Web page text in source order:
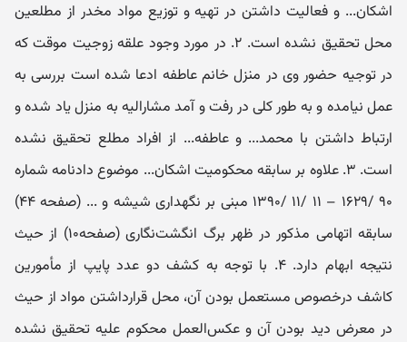
اشکان... و فعالیت داشتن در تهیه و توزیع مواد مخدر از مطلعین
محل تحقیق نشده ‌‌است. ۲. در مورد وجود علقه زوجیت موقت که
در توجیه حضور وی در منزل خانم عاطفه ادعا شده است بررسی به
عمل نیامده و به طور کلی در رفت و آمد مشارالیه به منزل یاد شده و
ارتباط داشتن با محمد... و عاطفه... از افراد مطلع تحقیق نشده
است. ۳. علاوه بر سابقه محکومیت اشکان... موضوع دادنامه شماره
۹۰ /۱۶۲۹ – ۱۱ /۱۱ /۱۳۹۰ مبنی ‌بر نگهداری شیشه و ... (صفحه ۴۴)
سابقه اتهامی مذکور در ظهر برگ انگشت‌نگاری (صفحه۱۰) از حیث
نتیجه ابهام دارد. ۴. با توجه به کشف دو عدد پایپ از مأمورین
کاشف درخصوص مستعمل بودن آن، محل قرارداشتن مواد از حیث
در معرض دید بودن آن و عکس‌العمل محکوم علیه تحقیق نشده